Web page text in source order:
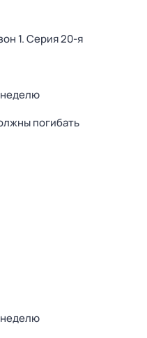
1. Серия 20-я
неделю
погибать
неделю